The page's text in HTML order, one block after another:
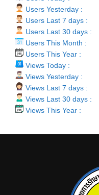
Users Yesterday :
Users Last 7 days :
Users Last 30 days :
Users This Month :
Users This Year :
Views Today :
Views Yesterday :
Views Last 7 days :
Views Last 30 days :
Views This Year :